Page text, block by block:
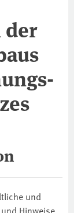
der
und
Hinweise